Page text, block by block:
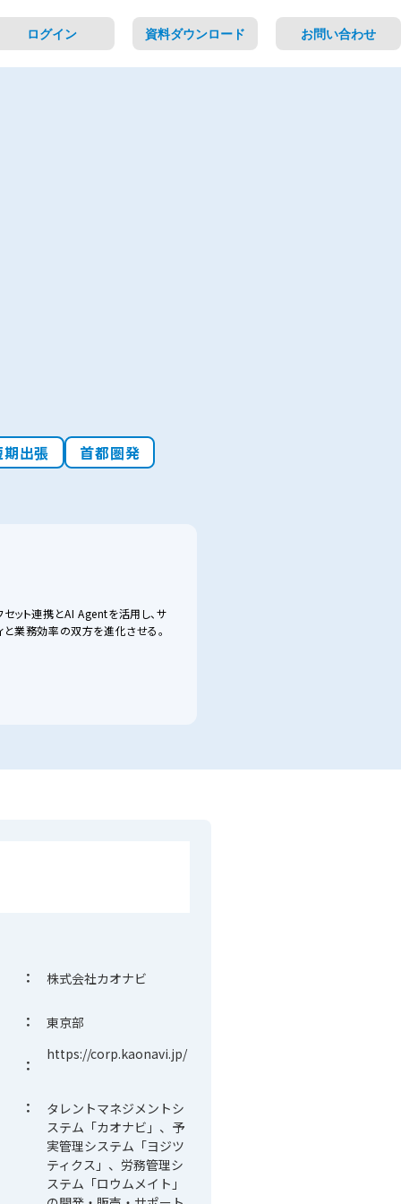
ログイン 資料ダウンロード お問い合わせ
出張 首都圏発
セット連携とAI Agentを活用し、サ
と業務効率の双方を進化させる。
： 株式会社カオナビ
： 東京部
：
https://corp.kaonavi.jp/
：
タレントマネジメントシ
ステム「カオナビ」、予
実管理システム「ヨジツ
ティクス」、労務管理シ
ステム「ロウムメイト」